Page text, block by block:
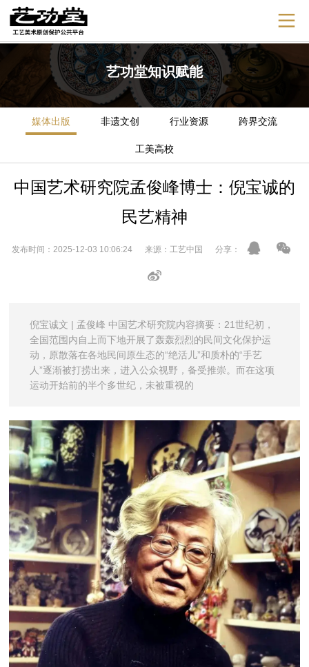
艺功堂知识赋能
媒体出版 非遗文创 行业资源 跨界交流
工美高校
中国艺术研究院孟俊峰博士：倪宝诚的
民艺精神
发布时间：2025-12-03 10:06:24 来源：工艺中国 分享：
倪宝诚文 | 孟俊峰 中国艺术研究院内容摘要：21世纪初，
全国范围内自上而下地开展了轰轰烈烈的民间文化保护运
动，原散落在各地民间原生态的“绝活儿”和质朴的“手艺
人”逐渐被打捞出来，进入公众视野，备受推崇。而在这项
运动开始前的半个多世纪，未被重视的